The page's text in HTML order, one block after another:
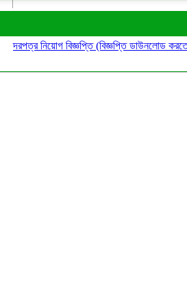
দরপত্রনিয়োগ বিজ্ঞপ্তি (বিজ্ঞপ্তি ডাউনলোড করতে